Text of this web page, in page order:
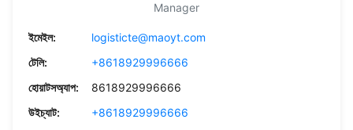
Manager
ইমেইল:
logisticte@maoyt.com
টেলি:
+8618929996666
হোয়াটসঅ্যাপ:
8618929996666
উইচ্যাট:
+8618929996666